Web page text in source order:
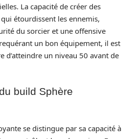
La capacité de créer des
étourdissent les ennemis,
du sorcier et une offensive
un bon équipement, il est
d’atteindre un niveau 50 avant de
build Sphère
se distingue par sa capacité à